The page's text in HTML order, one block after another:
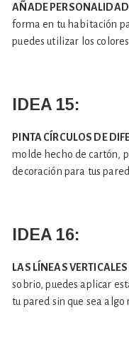
AÑADE
forma en tu habitación
puedes utilizar los
IDEA 15:
PINTA CÍRCULOS DE
molde hecho de cartón,
decoración para tus
IDEA 16:
LAS LÍNEAS
sobrio, puedes aplicar
tu pared sin que sea